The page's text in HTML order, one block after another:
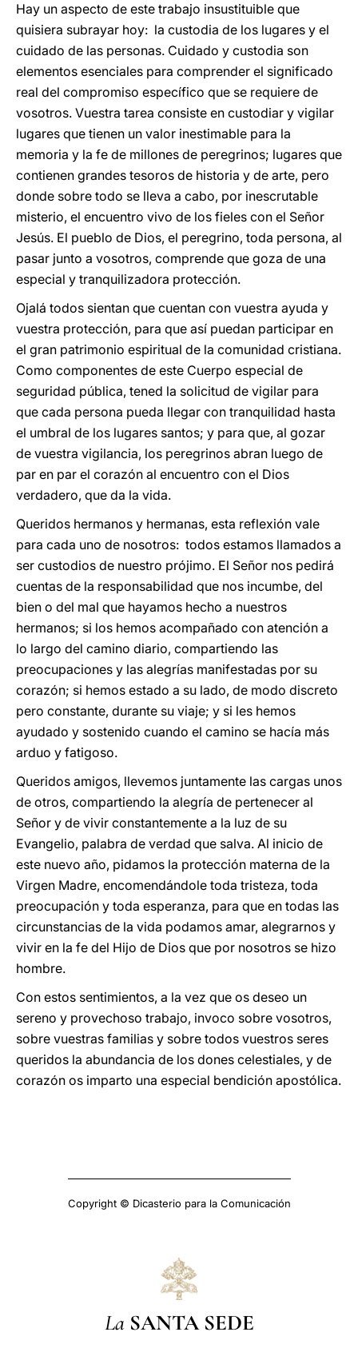
Hay un aspecto de este trabajo insustituible que
quisiera subrayar hoy: la custodia de los lugares y el
cuidado de las personas. Cuidado y custodia son
elementos esenciales para comprender el significado
real del compromiso específico que se requiere de
vosotros. Vuestra tarea consiste en custodiar y vigilar
lugares que tienen un valor inestimable para la
memoria y la fe de millones de peregrinos; lugares que
contienen grandes tesoros de historia y de arte, pero
donde sobre todo se lleva a cabo, por inescrutable
misterio, el encuentro vivo de los fieles con el Señor
Jesús. El pueblo de Dios, el peregrino, toda persona, al
pasar junto a vosotros, comprende que goza de una
especial y tranquilizadora protección.
Ojalá todos sientan que cuentan con vuestra ayuda y
vuestra protección, para que así puedan participar en
el gran patrimonio espiritual de la comunidad cristiana.
Como componentes de este Cuerpo especial de
seguridad pública, tened la solicitud de vigilar para
que cada persona pueda llegar con tranquilidad hasta
el umbral de los lugares santos; y para que, al gozar
de vuestra vigilancia, los peregrinos abran luego de
par en par el corazón al encuentro con el Dios
verdadero, que da la vida.
Queridos hermanos y hermanas, esta reflexión vale
para cada uno de nosotros: todos estamos llamados a
ser custodios de nuestro prójimo. El Señor nos pedirá
cuentas de la responsabilidad que nos incumbe, del
bien o del mal que hayamos hecho a nuestros
hermanos; si los hemos acompañado con atención a
lo largo del camino diario, compartiendo las
preocupaciones y las alegrías manifestadas por su
corazón; si hemos estado a su lado, de modo discreto
pero constante, durante su viaje; y si les hemos
ayudado y sostenido cuando el camino se hacía más
arduo y fatigoso.
Queridos amigos, llevemos juntamente las cargas unos
de otros, compartiendo la alegría de pertenecer al
Señor y de vivir constantemente a la luz de su
Evangelio, palabra de verdad que salva. Al inicio de
este nuevo año, pidamos la protección materna de la
Virgen Madre, encomendándole toda tristeza, toda
preocupación y toda esperanza, para que en todas las
circunstancias de la vida podamos amar, alegrarnos y
vivir en la fe del Hijo de Dios que por nosotros se hizo
hombre.
Con estos sentimientos, a la vez que os deseo un
sereno y provechoso trabajo, invoco sobre vosotros,
sobre vuestras familias y sobre todos vuestros seres
queridos la abundancia de los dones celestiales, y de
corazón os imparto una especial bendición apostólica.
Copyright © Dicasterio para la Comunicación
La SANTA SEDE